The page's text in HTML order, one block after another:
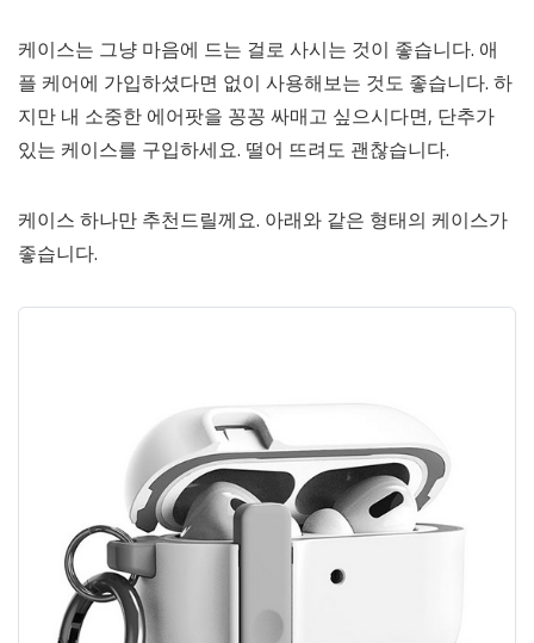
케이스는 그냥 마음에 드는 걸로 사시는 것이 좋습니다. 애
플 케어에 가입하셨다면 없이 사용해보는 것도 좋습니다. 하
지만 내 소중한 에어팟을 꽁꽁 싸매고 싶으시다면, 단추가
있는 케이스를 구입하세요. 떨어 뜨려도 괜찮습니다.
케이스 하나만 추천드릴께요. 아래와 같은 형태의 케이스가
좋습니다.